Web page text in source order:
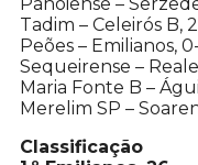
Tadim – Celeirós B,
Peões – Emilianos,
Sequeirense –
Maria Fonte B –
Merelim SP –
Classificação